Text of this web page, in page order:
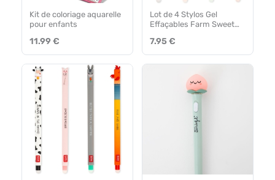
Kit de coloriage aquarelle
pour enfants
11.99 €
Lot de 4 Stylos Gel
Effaçables Farm Sweet
7.95 €